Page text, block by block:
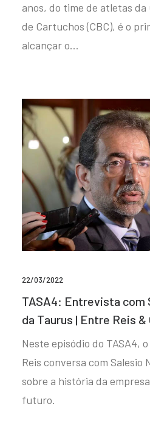
anos, do time de atletas da
de Cartuchos (CBC), é o
alcançar o…
22/03/2022
TASA4: Entrevista com
da Taurus | Entre Reis &
Neste episódio do TASA4,
Reis conversa com Salesio
sobre a história da
futuro.